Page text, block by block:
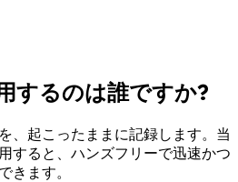
するのは誰ですか?
、起こったままに記録します。当
すると、ハンズフリーで迅速かつ
きます。